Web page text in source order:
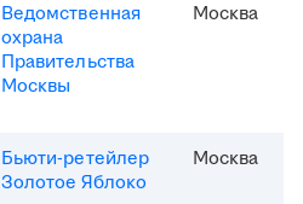
Ведомственная
охрана
Правительства
Москвы
Москва
Бьюти-ретейлер
Золотое Яблоко
Москва